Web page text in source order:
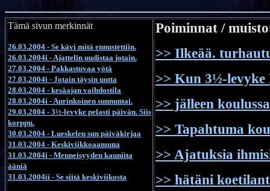
Tämä sivun merkinnät
26.03.2004 - Se kävi mitä ennustettiin.
26.03.2004i - Ajattelin uudistaa jotain.
27.03.2004 - Pakkastuvaa yötä
27.03.2004i - Jotain täysin uutta
28.03.2004 - kesäajan vaihdostila
28.03.2004i - Aurinkoinen sunnuntai.
29.03.2004 - 3½-levyke pelasti päivän. Siis
korppu.
30.03.2004 - Lueskelen sun päiväkirjaa
31.03.2004 - Keskiviikkoaamuna
31.03.2004i - Menneisyyden kauniita
ääniä
31.03.2004ii - Se siitä keskiviikosta
Poiminnat /
>> Ilkeää.
>> Kun 3½-
>> jälleen
>> Tapahtuma
>> Ajatuksia
>> hätäni